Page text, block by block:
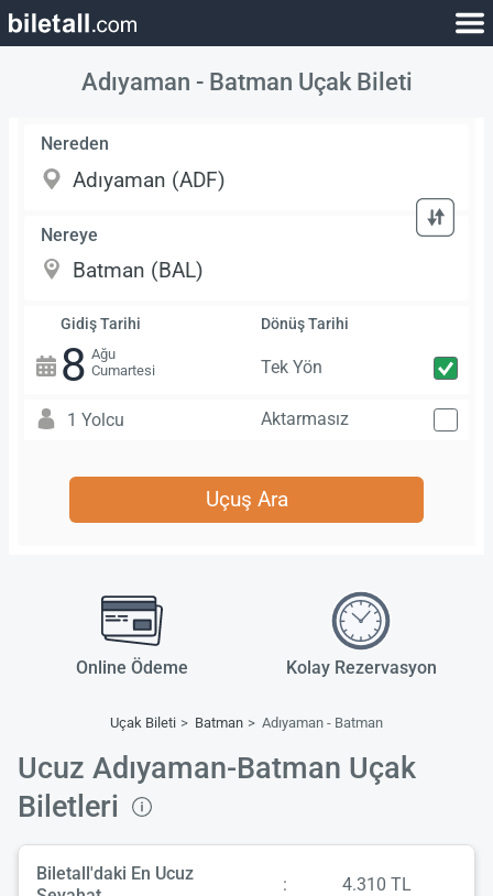
Adıyaman - Batman Uçak Bileti
Nereden
Nereye
Gidiş Tarihi
8 Ağu
Cumartesi
Dönüş Tarihi
Tek Yön
1 Yolcu Aktarmasız
Uçuş Ara
Online Ödeme Kolay Rezervasyon
Uçak Bileti Batman Adıyaman - Batman
Ucuz Adıyaman-Batman Uçak
Biletleri
Biletall'daki En Ucuz
: 4.310 TL